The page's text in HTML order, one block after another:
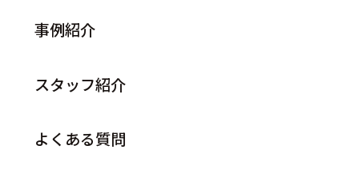
事例紹介
スタッフ紹介
よくある質問